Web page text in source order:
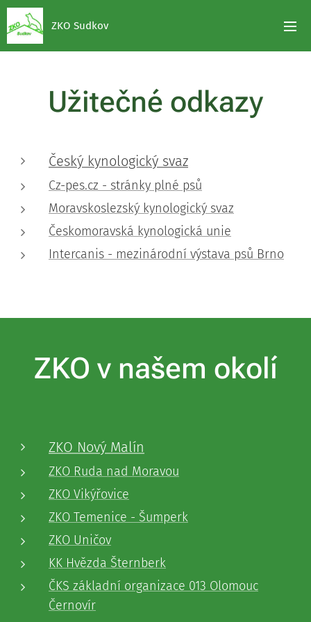
ZKO Sudkov
Užitečné odkazy
Český kynologický svaz
Cz-pes.cz - stránky plné psů
Moravskoslezský kynologický svaz
Českomoravská kynologická unie
Intercanis - mezinárodní výstava psů Brno
ZKO v našem okolí
ZKO Nový Malín
ZKO Ruda nad Moravou
ZKO Vikýřovice
ZKO Temenice - Šumperk
ZKO Uničov
KK Hvězda Šternberk
ČKS základní organizace 013 Olomouc
Černovír